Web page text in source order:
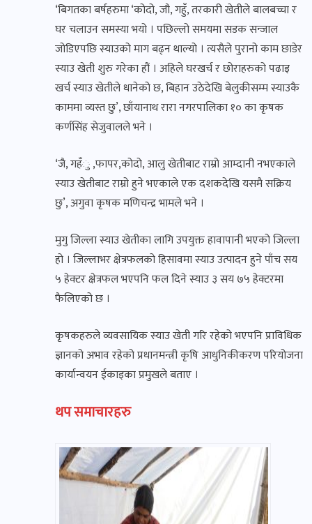
‘बिगतका बर्षहरुमा ‘कोदो, जौ, गहुँ, तरकारी खेतीले बालबच्चा र
घर चलाउन समस्या भयो । पछिल्लो समयमा सडक सन्जाल
जोडिएपछि स्याउको माग बढ्न थाल्यो । त्यसैले पुरानो काम छाडेर
स्याउ खेती शुरु गरेका हौं । अहिले घरखर्च र छोराहरुको पढाइ
खर्च स्याउ खेतीले धानेको छ, बिहान उठेदेखि बेलुकीसम्म स्याउकै
काममा व्यस्त छु’, छाँयानाथ रारा नगरपालिका १० का कृषक
कर्णसिंह सेजुवालले भने ।
‘जै, गहँु ,फापर,कोदो, आलु खेतीबाट राम्रो आम्दानी नभएकाले
स्याउ खेतीबाट राम्रो हुने भएकाले एक दशकदेखि यसमै सक्रिय
छु’, अगुवा कृषक मणिचन्द्र भामले भने ।
मुगु जिल्ला स्याउ खेतीका लागि उपयुक्त हावापानी भएको जिल्ला
हो । जिल्लाभर क्षेत्रफलको हिसावमा स्याउ उत्पादन हुने पाँच सय
५ हेक्टर क्षेत्रफल भएपनि फल दिने स्याउ ३ सय ७५ हेक्टरमा
फैलिएको छ ।
कृषकहरुले व्यवसायिक स्याउ खेती गरि रहेको भएपनि प्राविधिक
ज्ञानको अभाव रहेको प्रधानमन्त्री कृषि आधुनिकीकरण परियोजना
कार्यान्वयन ईकाइका प्रमुखले बताए ।
थप समाचारहरु